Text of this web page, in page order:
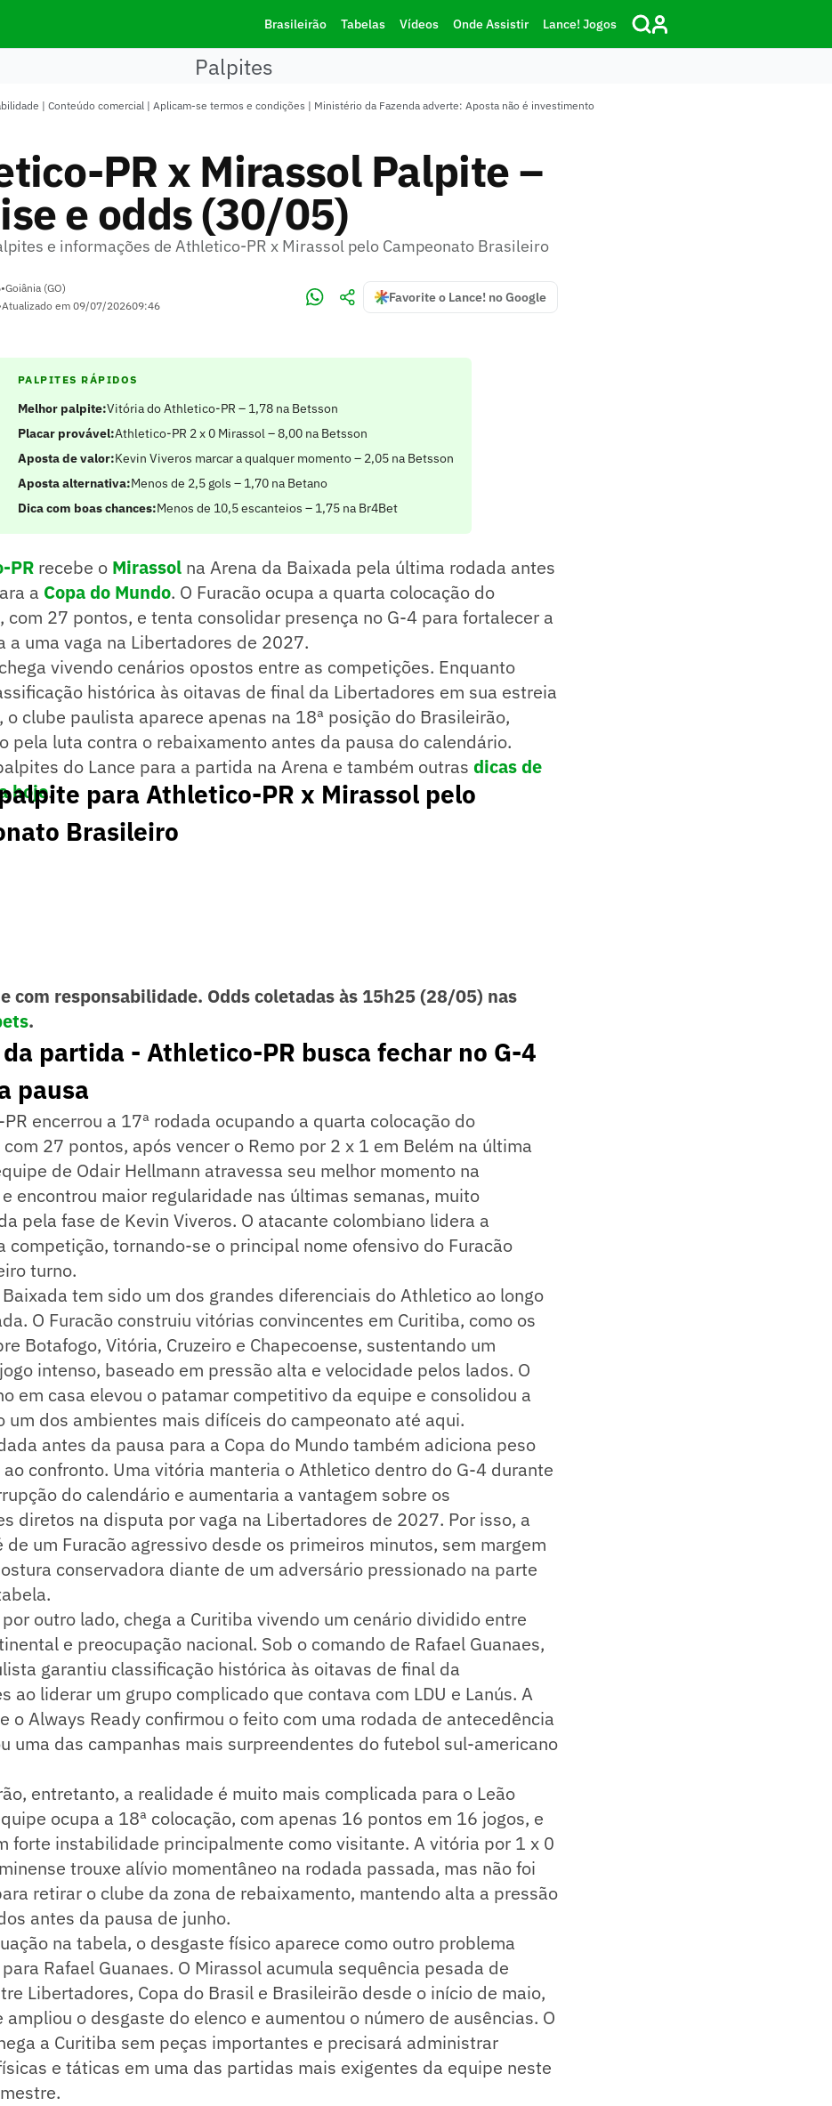
Brasileirão Tabelas Vídeos Onde Assistir Lance! Jogos
Palpites
| Conteúdo comercial | Aplicam-se termos e condições | Ministério da Fazenda adverte: Aposta não é investimento
PR x Mirassol Palpite –
e odds (30/05)
e informações de Athletico-PR x Mirassol pelo Campeonato Brasileiro
•Goiânia (GO)
Atualizado em 09/07/202609:46
Favorite o Lance! no Google
PALPITES RÁPIDOS
Melhor palpite:Vitória do Athletico-PR – 1,78 na Betsson
Placar provável:Athletico-PR 2 x 0 Mirassol – 8,00 na Betsson
Aposta de valor:Kevin Viveros marcar a qualquer momento – 2,05 na Betsson
Aposta alternativa:Menos de 2,5 gols – 1,70 na Betano
Dica com boas chances:Menos de 10,5 escanteios – 1,75 na Br4Bet
PR recebe o Mirassol na Arena da Baixada pela última rodada antes
a Copa do Mundo. O Furacão ocupa a quarta colocação do
, com 27 pontos, e tenta consolidar presença no G-4 para fortalecer a
a uma vaga na Libertadores de 2027.
vivendo cenários opostos entre as competições. Enquanto
histórica às oitavas de final da Libertadores em sua estreia
o clube paulista aparece apenas na 18ª posição do Brasileirão,
pela luta contra o rebaixamento antes da pausa do calendário.
do Lance para a partida na Arena e também outras dicas de
hoje.
para Athletico-PR x Mirassol pelo
Brasileiro
com responsabilidade. Odds coletadas às 15h25 (28/05) nas
.
partida - Athletico-PR busca fechar no G-4
pausa
encerrou a 17ª rodada ocupando a quarta colocação do
27 pontos, após vencer o Remo por 2 x 1 em Belém na última
de Odair Hellmann atravessa seu melhor momento na
encontrou maior regularidade nas últimas semanas, muito
pela fase de Kevin Viveros. O atacante colombiano lidera a
competição, tornando-se o principal nome ofensivo do Furacão
turno.
tem sido um dos grandes diferenciais do Athletico ao longo
O Furacão construiu vitórias convincentes em Curitiba, como os
Botafogo, Vitória, Cruzeiro e Chapecoense, sustentando um
intenso, baseado em pressão alta e velocidade pelos lados. O
em casa elevou o patamar competitivo da equipe e consolidou a
um dos ambientes mais difíceis do campeonato até aqui.
antes da pausa para a Copa do Mundo também adiciona peso
confronto. Uma vitória manteria o Athletico dentro do G-4 durante
do calendário e aumentaria a vantagem sobre os
diretos na disputa por vaga na Libertadores de 2027. Por isso, a
de um Furacão agressivo desde os primeiros minutos, sem margem
conservadora diante de um adversário pressionado na parte
outro lado, chega a Curitiba vivendo um cenário dividido entre
e preocupação nacional. Sob o comando de Rafael Guanaes,
garantiu classificação histórica às oitavas de final da
ao liderar um grupo complicado que contava com LDU e Lanús. A
o Always Ready confirmou o feito com uma rodada de antecedência
uma das campanhas mais surpreendentes do futebol sul-americano
entretanto, a realidade é muito mais complicada para o Leão
ocupa a 18ª colocação, com apenas 16 pontos em 16 jogos, e
forte instabilidade principalmente como visitante. A vitória por 1 x 0
trouxe alívio momentâneo na rodada passada, mas não foi
retirar o clube da zona de rebaixamento, mantendo alta a pressão
antes da pausa de junho.
na tabela, o desgaste físico aparece como outro problema
Rafael Guanaes. O Mirassol acumula sequência pesada de
Libertadores, Copa do Brasil e Brasileirão desde o início de maio,
ampliou o desgaste do elenco e aumentou o número de ausências. O
a Curitiba sem peças importantes e precisará administrar
e táticas em uma das partidas mais exigentes da equipe neste